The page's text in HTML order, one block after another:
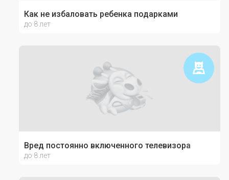
Как не избаловать ребенка подарками
до 8 лет
Вред постоянно включенного телевизора
до 8 лет